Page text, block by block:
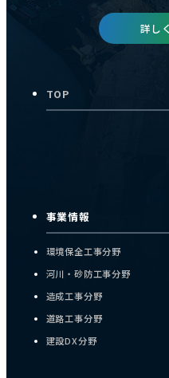
Googleのプライバシーポ
https://
詳し
TOP
事業情報
環境保全工事分野
河川・砂防工事分野
造成工事分野
道路工事分野
建設DX分野